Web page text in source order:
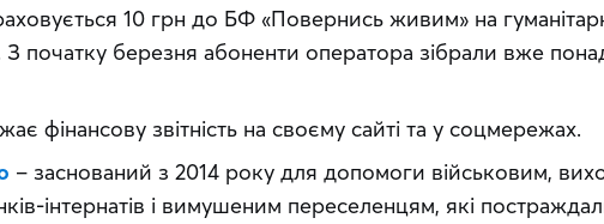
10 грн до БФ «Повернись живим» на
З початку березня абоненти оператора зібрали вже
фінансову звітність на своєму сайті та у соцмережах.
– заснований з 2014 року для допомоги військовим,
інтернатів і вимушеним переселенцям, які